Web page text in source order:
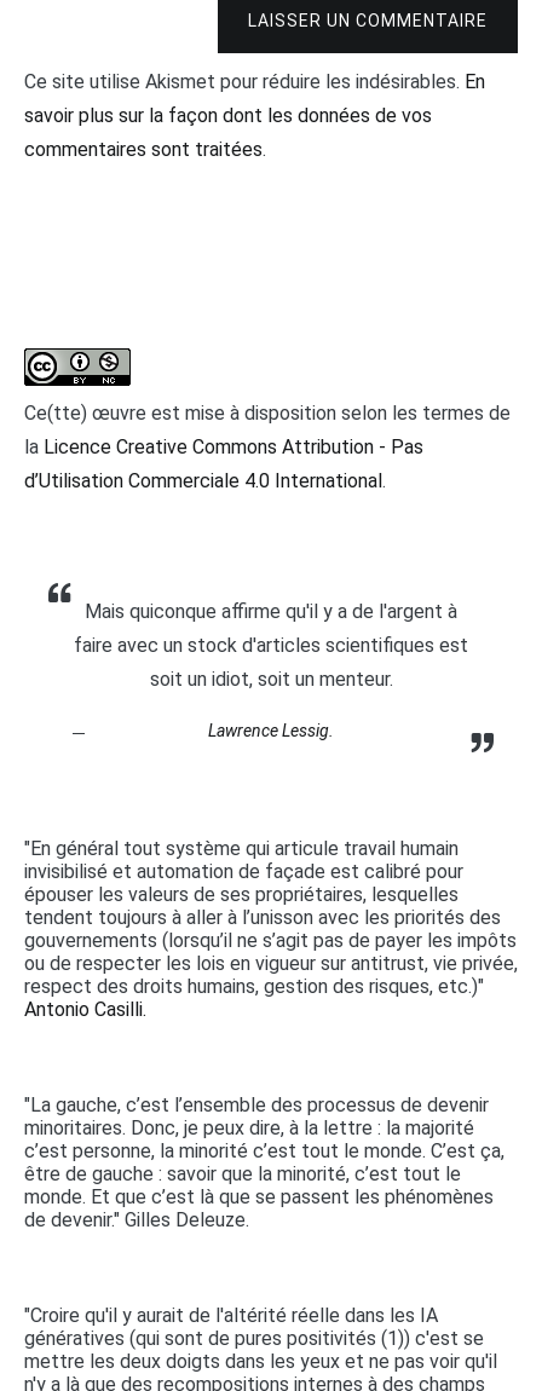
LAISSER UN COMMENTAIRE
Ce site utilise Akismet pour réduire les indésirables. En
savoir plus sur la façon dont les données de vos
commentaires sont traitées.
Ce(tte) œuvre est mise à disposition selon les termes de
la Licence Creative Commons Attribution - Pas
d’Utilisation Commerciale 4.0 International.
Mais quiconque affirme qu'il y a de l'argent à
faire avec un stock d'articles scientifiques est
soit un idiot, soit un menteur.
Lawrence Lessig.
"En général tout système qui articule travail humain
invisibilisé et automation de façade est calibré pour
épouser les valeurs de ses propriétaires, lesquelles
tendent toujours à aller à l’unisson avec les priorités des
gouvernements (lorsqu’il ne s’agit pas de payer les impôts
ou de respecter les lois en vigueur sur antitrust, vie privée,
respect des droits humains, gestion des risques, etc.)"
Antonio Casilli.
"La gauche, c’est l’ensemble des processus de devenir
minoritaires. Donc, je peux dire, à la lettre : la majorité
c’est personne, la minorité c’est tout le monde. C’est ça,
être de gauche : savoir que la minorité, c’est tout le
monde. Et que c’est là que se passent les phénomènes
de devenir." Gilles Deleuze.
"Croire qu'il y aurait de l'altérité réelle dans les IA
génératives (qui sont de pures positivités (1)) c'est se
mettre les deux doigts dans les yeux et ne pas voir qu'il
n'y a là que des recompositions internes à des champs